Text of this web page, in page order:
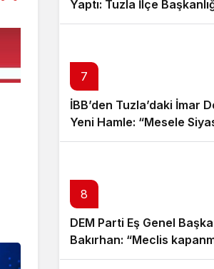
Yaptı: Tuzla İlçe
Uzunyayla Getirildi
7
İBB’den Tuzla’daki İmar
Yeni Hamle: “Mesele
Kamu Yararı”
8
DEM Parti Eş Genel
Bakırhan: “Meclis
çerçeve yasa